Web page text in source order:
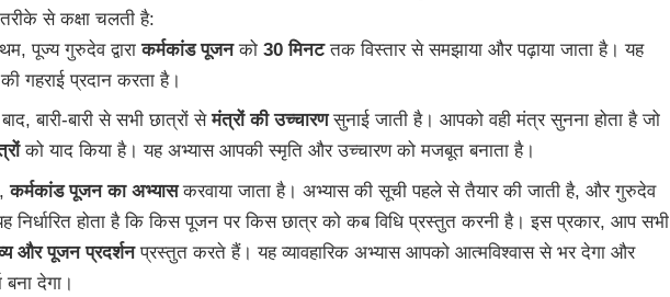
से कक्षा चलती है:
पूज्य गुरुदेव द्वाराकर्मकांड पूजनको 30 मिनटतक विस्तार से समझाया और पढ़ाया जाता है। यह
गहराई प्रदान करता है।
बारी-बारी से सभी छात्रों सेमंत्रों की उच्चारणसुनाई जाती है। आपको वही मंत्र सुनना होता है जो
को याद किया है। यह अभ्यास आपकी स्मृति और उच्चारण को मजबूत बनाता है।
कर्मकांड पूजन का अभ्यासकरवाया जाता है। अभ्यास की सूची पहले से तैयार की जाती है, और गुरुदेव
निर्धारित होता है कि किस पूजन पर किस छात्र को कब विधि प्रस्तुत करनी है। इस प्रकार, आप सभी
और पूजन प्रदर्शनप्रस्तुत करते हैं। यह व्यावहारिक अभ्यास आपको आत्मविश्वास से भर देगा और
देगा।